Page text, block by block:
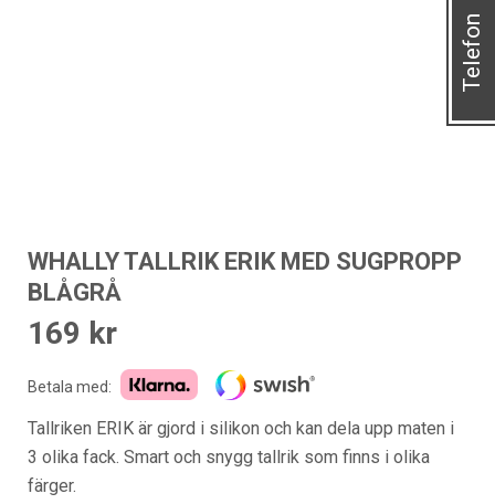
WHALLY TALLRIK ERIK MED SUGPROPP
BLÅGRÅ
169 kr
Betala med:
Tallriken ERIK är gjord i silikon och kan dela upp maten i
3 olika fack. Smart och snygg tallrik som finns i olika
färger.
Telefon